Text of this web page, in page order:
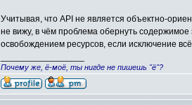
Учитывая, что API не является объектно-
не вижу, в чём проблема обернуть
освобождением ресурсов, если исключение
Почему же, ё-моё, ты нигде не пишешь "ё"?